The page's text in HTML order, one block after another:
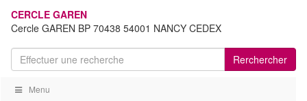
CERCLE GAREN
Cercle GAREN BP 70438 54001 NANCY CEDEX
Rerchercher
Menu